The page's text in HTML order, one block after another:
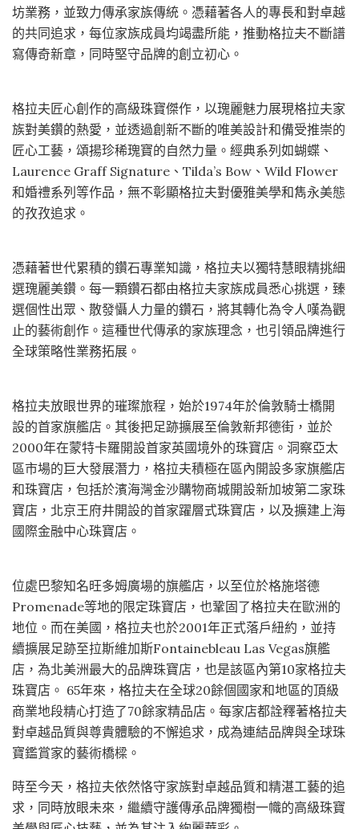
坊業務，並致力傳承家族傳統。憑藉著各人的專長和對卓越
的共同追求，每位家族成員均竭盡所能，推動格拉夫不斷譜
寫傳奇新章，同時堅守品牌的創立初心。
格拉夫匠心創作的高級珠寶傑作，以瑰麗魅力展現格拉夫家
族對美鑽的熱愛，並透過創新不斷的唯美設計和備受推崇的
匠心工藝，頌揚珍稀瑰寶的自然力量。經典系列如蝴蝶、
Laurence Graff Signature、Tilda’s Bow、Wild Flower
和婚禮系列等作品，無不彰顯格拉夫對優雅美學和雋永美態
的孜孜追求。
憑藉著世代累積的鑽石專業知識，格拉夫以獨特慧眼精挑細
選瑰麗美鑽。每一顆鑽石都由格拉夫家族成員悉心挑選，臻
選個性出眾、散發懾人力量的鑽石，將其轉化為令人嘆為觀
止的藝術創作。這種世代傳承的家族理念，也引領品牌進行
全球策略性業務拓展。
格拉夫放眼世界的璀璨旅程，始於1974年於倫敦騎士橋開
設的首家旗艦店。其後把足跡擴展至倫敦新邦德街，並於
2000年在蒙特卡羅開設首家英國境外的珠寶店。洞察亞太
區市場的巨大發展潛力，格拉夫積極在區內開設多家旗艦店
和珠寶店，包括於濱海灣金沙購物商城開設新加坡第二家珠
寶店，北京王府井開設的首家躍層式珠寶店，以及擴建上海
國際金融中心珠寶店。
位處巴黎知名旺多姆廣場的旗艦店，以至位於格施塔德
Promenade等地的限定珠寶店，也鞏固了格拉夫在歐洲的
地位。而在美國，格拉夫也於2001年正式落戶紐約，並持
續擴展足跡至拉斯維加斯Fontainebleau Las Vegas旗艦
店，為北美洲最大的品牌珠寶店，也是該區內第10家格拉夫
珠寶店。 65年來，格拉夫在全球20餘個國家和地區的頂級
商業地段精心打造了70餘家精品店。每家店都詮釋著格拉夫
對卓越品質與尊貴體驗的不懈追求，成為連結品牌與全球珠
寶鑑賞家的藝術橋樑。
時至今天，格拉夫依然恪守家族對卓越品質和精湛工藝的追
求，同時放眼未來，繼續守護傳承品牌獨樹一幟的高級珠寶